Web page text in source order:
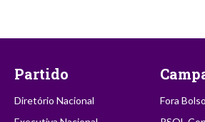
Partido
Diretório Nacional
Fora